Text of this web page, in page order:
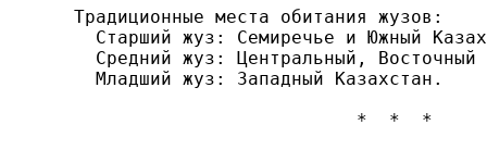
  Традиционные места обитания жузов:
Старший жуз: Семиречье и Южный
Средний жуз: Центральный, Восточный
    Младший жуз: Западный Казахстан.
                            *  *  *